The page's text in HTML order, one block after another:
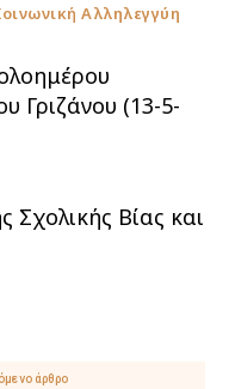
Αλληλεγγύη
Γριζάνου (13-5-
Σχολικής Βίας και
άρθρο